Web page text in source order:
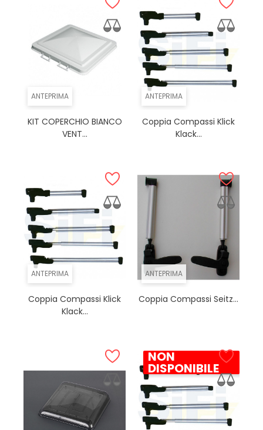
ANTEPRIMA
KIT COPERCHIO BIANCO
VENT...
ANTEPRIMA
Coppia Compassi Klick
Klack...
ANTEPRIMA
Coppia Compassi Klick
Klack...
ANTEPRIMA
Coppia Compassi Seitz...
NON
DISPONIBILE